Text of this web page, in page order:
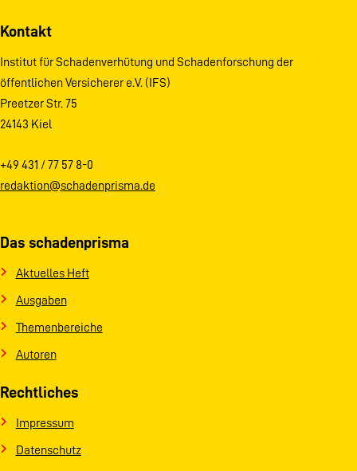
Kontakt
Institut für Schadenverhütung und Schadenforschung der
öffentlichen Versicherer e.V. (IFS)
Preetzer Str. 75
24143 Kiel
+49 431 / 77 57 8-0
redaktion@schadenprisma.de
Das schadenprisma
Aktuelles Heft
Ausgaben
Themenbereiche
Autoren
Rechtliches
Impressum
Datenschutz